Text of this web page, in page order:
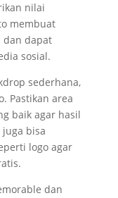
nilai
membuat
dan dapat
sosial.
sederhana,
Pastikan area
baik agar hasil
bisa
logo agar
dan